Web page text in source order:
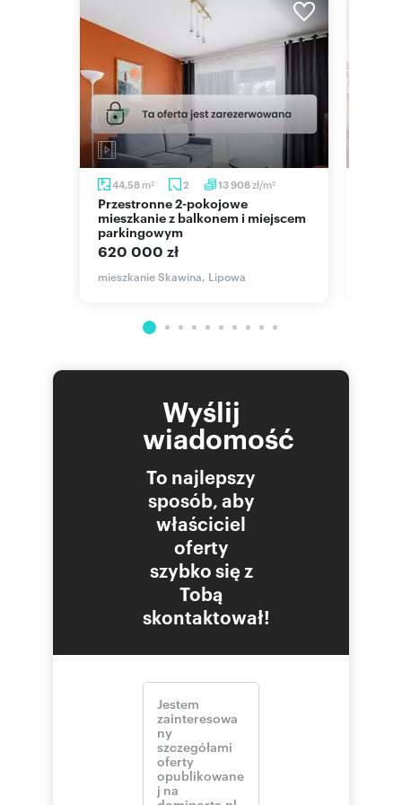
44,58 m2 2 13 908zł/m2
Przestronne 2-pokojowe
mieszkanie z balkonem i miejscem
parkingowym
620 000 zł
mieszkanie Skawina, Lipowa
Wyślij
wiadomość
To najlepszy
sposób, aby
właściciel
oferty
szybko się z
Tobą
skontaktował!